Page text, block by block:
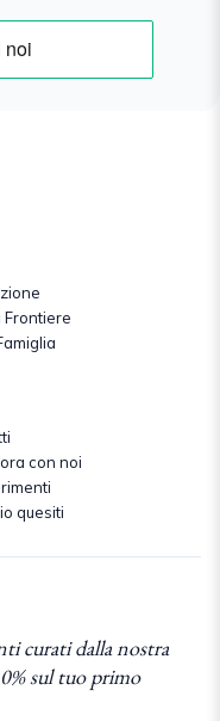
Frontiere
con noi
quesiti
curati dalla nostra
sul tuo primo